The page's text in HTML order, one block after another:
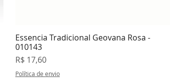
Visualização rápida
Essencia Tradicional Geovana Rosa -
010143
Preço
R$ 17,60
Política de envio